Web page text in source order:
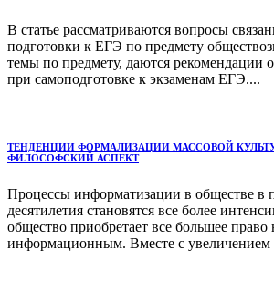
В статье рассматриваются вопросы
подготовки к ЕГЭ по предмету
темы по предмету, даются рекомендации
при самоподготовке к экзаменам ЕГЭ....
ТЕНДЕНЦИИ ФОРМАЛИЗАЦИИ МАССОВОЙ
ФИЛОСОФСКИЙ АСПЕКТ
Процессы информатизации в обществе в
десятилетия становятся все более
общество приобретает все большее право
информационным. Вместе с